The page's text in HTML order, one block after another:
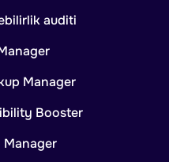
auditi
Manager
Booster
Manager